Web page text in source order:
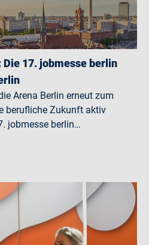
17. jobmesse berlin
Arena Berlin erneut zum
berufliche Zukunft aktiv
jobmesse berlin…